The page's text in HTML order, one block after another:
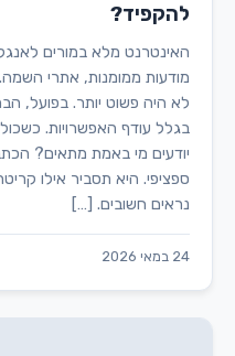
להקפיד?
האינטרנט מלא במורים
מודעות ממומנות, אתרי
לא היה פשוט יותר. בפועל,
בגלל עודף האפשרויות.
יודעים מי באמת מתאים?
ספציפי. היא תסביר אילו
נראים חשובים. […]
24 במאי 2026